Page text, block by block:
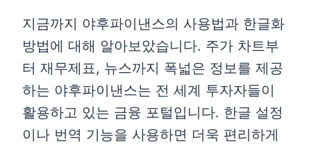
지금까지 야후파이낸스의 사용법과 한글화
방법에 대해 알아보았습니다. 주가 차트부
터 재무제표, 뉴스까지 폭넓은 정보를 제공
하는 야후파이낸스는 전 세계 투자자들이
활용하고 있는 금융 포털입니다. 한글 설정
이나 번역 기능을 사용하면 더욱 편리하게